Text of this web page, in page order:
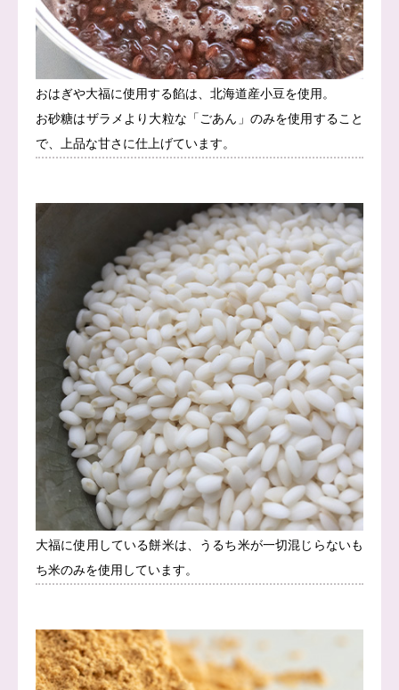
おはぎや大福に使用する餡は、北海道産小豆を使用。
お砂糖はザラメより大粒な「ごあん」のみを使用すること
で、上品な甘さに仕上げています。
大福に使用している餅米は、うるち米が一切混じらないも
ち米のみを使用しています。